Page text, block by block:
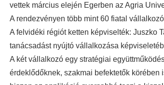
vettek március elején Egerben az Agria
A rendezvényen több mint 60 fiatal
A felvidéki régiót ketten képviselték: Juszko
tanácsadást nyújtó vállalkozása
A két vállalkozó egy stratégiai
érdeklődőknek, szakmai befektetők